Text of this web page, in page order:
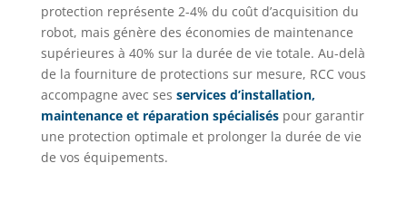
protection représente 2-4% du coût d’acquisition du
robot, mais génère des économies de maintenance
supérieures à 40% sur la durée de vie totale. Au-delà
de la fourniture de protections sur mesure, RCC vous
accompagne avec ses services d’installation,
maintenance et réparation spécialiséspour garantir
une protection optimale et prolonger la durée de vie
de vos équipements.